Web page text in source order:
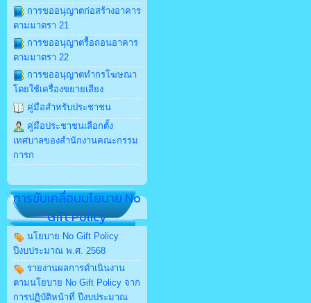
การขออนุญาตก่อสร้างอาคาร
ตามมาตรา 21
การขออนุญาตรื้อถอนอาคาร
ตามมาตรา 22
การขออนุญาตทำกรโฆษณา
โดยใช้เครื่องขยายเสียง
คู่มือสำหรับประชาชน
คู่มือประชาชนเลือกตั้ง
เทศบาลของสำนักงานคณะกรรม
การก
การขับเคลื่อนนโยบาย No
Gift Policy
นโยบาย No Gift Policy
ปีงบประมาณ พ.ศ. 2568
รายงานผลการดำเนินงาน
ตามนโยบาย No Gift Policy จาก
การปฏิบัติหน้าที่ ปีงบประมาณ